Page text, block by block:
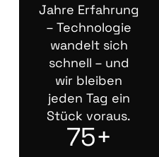
Jahre Erfahrung
– Technologie
wandelt sich
schnell – und
wir bleiben
jeden Tag ein
Stück voraus.
75+